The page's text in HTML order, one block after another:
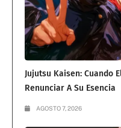
Jujutsu Kaisen: Cuando
Renunciar A Su Esencia
AGOSTO 7, 2026